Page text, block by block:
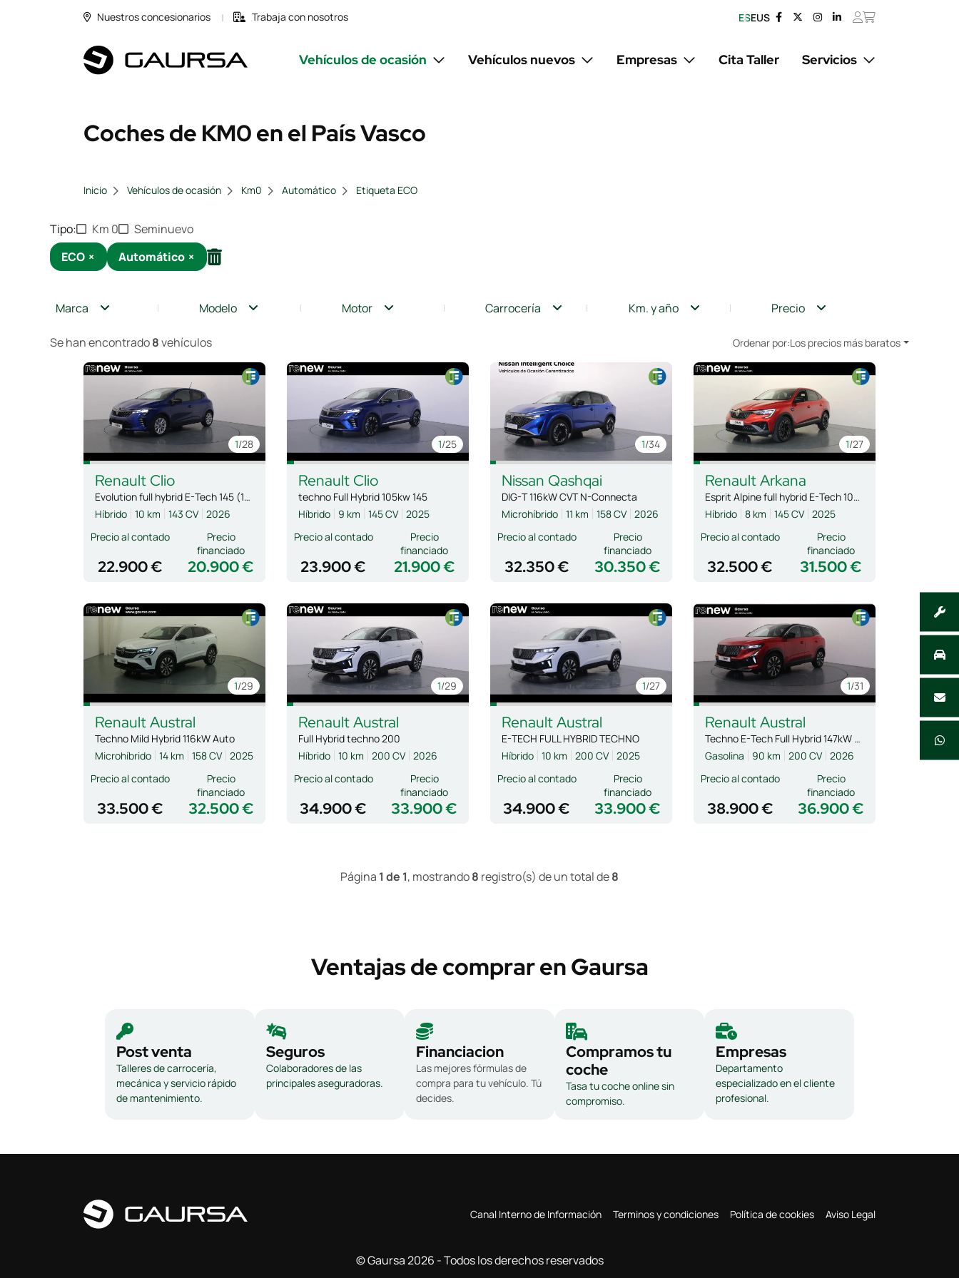
Nuestros concesionarios Trabaja con nosotros ESEUS
Vehículos de ocasión Vehículos nuevos Empresas Cita Taller Servicios
Coches de KM0 en el País Vasco
Inicio Vehículos de ocasión Km0 Automático Etiqueta ECO
Tipo Km 0
Seminuevo
ECO × Automático ×
Marca Modelo Motor Carrocería Km. y año Precio
Se han encontrado8vehículos Ordenar por:Los precios más baratos
1/28
Renault Clio
Evolution full hybrid E-Tech 145 (103Kw)
Híbrido 10 km 143 CV 2026
Precio al contado
22.900 € 20.900 €
Precio
financiado
1/25
Renault Clio
techno Full Hybrid 105kw 145
Híbrido
9 km 145 CV 2025
Precio al contado
23.900 € 21.900 €
Precio
financiado
1/34
Nissan Qashqai
DIG-T 116kW CVT N-Connecta
Microhíbrido 11 km 158 CV 2026
Precio al contado
32.350 € 30.350 €
Precio
financiado
1/27
RenaultArkana
Esprit Alpine full hybrid E-Tech 105kW
Híbrido 8 km 145 CV 2025
Precio al contado
32.500 € 31.500 €
Precio
financiado
1/29
RenaultAustral
Techno Mild Hybrid 116kW Auto
Microhíbrido 14 km 158 CV 2025
Precio al contado
33.500 € 32.500 €
Precio
financiado
1/29
RenaultAustral
Full Hybrid techno 200
Híbrido 10 km 200 CV 2026
Precio al contado
34.900 € 33.900 €
Precio
financiado
1/27
RenaultAustral
E-TECH FULL HYBRID TECHNO
Híbrido 10 km 200 CV 2025
Precio al contado
34.900 € 33.900 €
Precio
financiado
1/31
RenaultAustral
Techno E-Tech Full Hybrid 147kW (200CV)
Gasolina
90 km 200 CV 2026
Precio al contado
38.900 € 36.900 €
Precio
financiado
Página 1 de 1, mostrando8 registro(s) de un total de8
Ventajas de comprar en Gaursa
Post venta
Talleres de carrocería,
mecánica y servicio rápido
de mantenimiento.
Seguros
Colaboradores de las
principales aseguradoras.
Financiacion
Las mejores fórmulas de
compra para tu vehículo. Tú
decides.
Compramos tu
coche
Tasa tu coche online sin
compromiso.
Empresas
Departamento
especializado en el cliente
profesional.
Canal Interno de Información Terminos y condiciones Política de cookies Aviso Legal
© Gaursa 2026 - Todos los derechos reservados